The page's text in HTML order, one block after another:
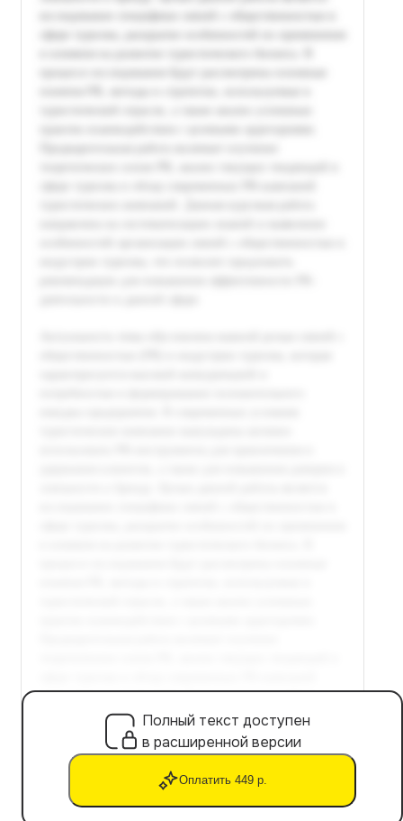
Полный текст доступен
в расширенной версии
Оплатить 449 р.